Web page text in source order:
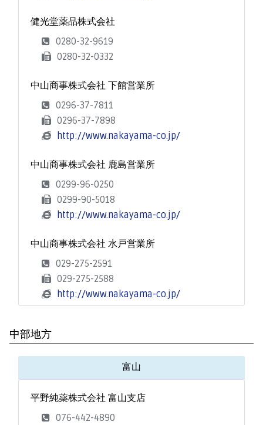
健光堂薬品株式会社
0280-32-9619
0280-32-0332
中山商事株式会社 下館営業所
0296-37-7811
0296-37-7898
http://www.nakayama-co.jp/
中山商事株式会社 鹿島営業所
0299-96-0250
0299-90-5018
http://www.nakayama-co.jp/
中山商事株式会社 水戸営業所
029-275-2591
029-275-2588
http://www.nakayama-co.jp/
中部地方
富山
平野純薬株式会社 富山支店
076-442-4890